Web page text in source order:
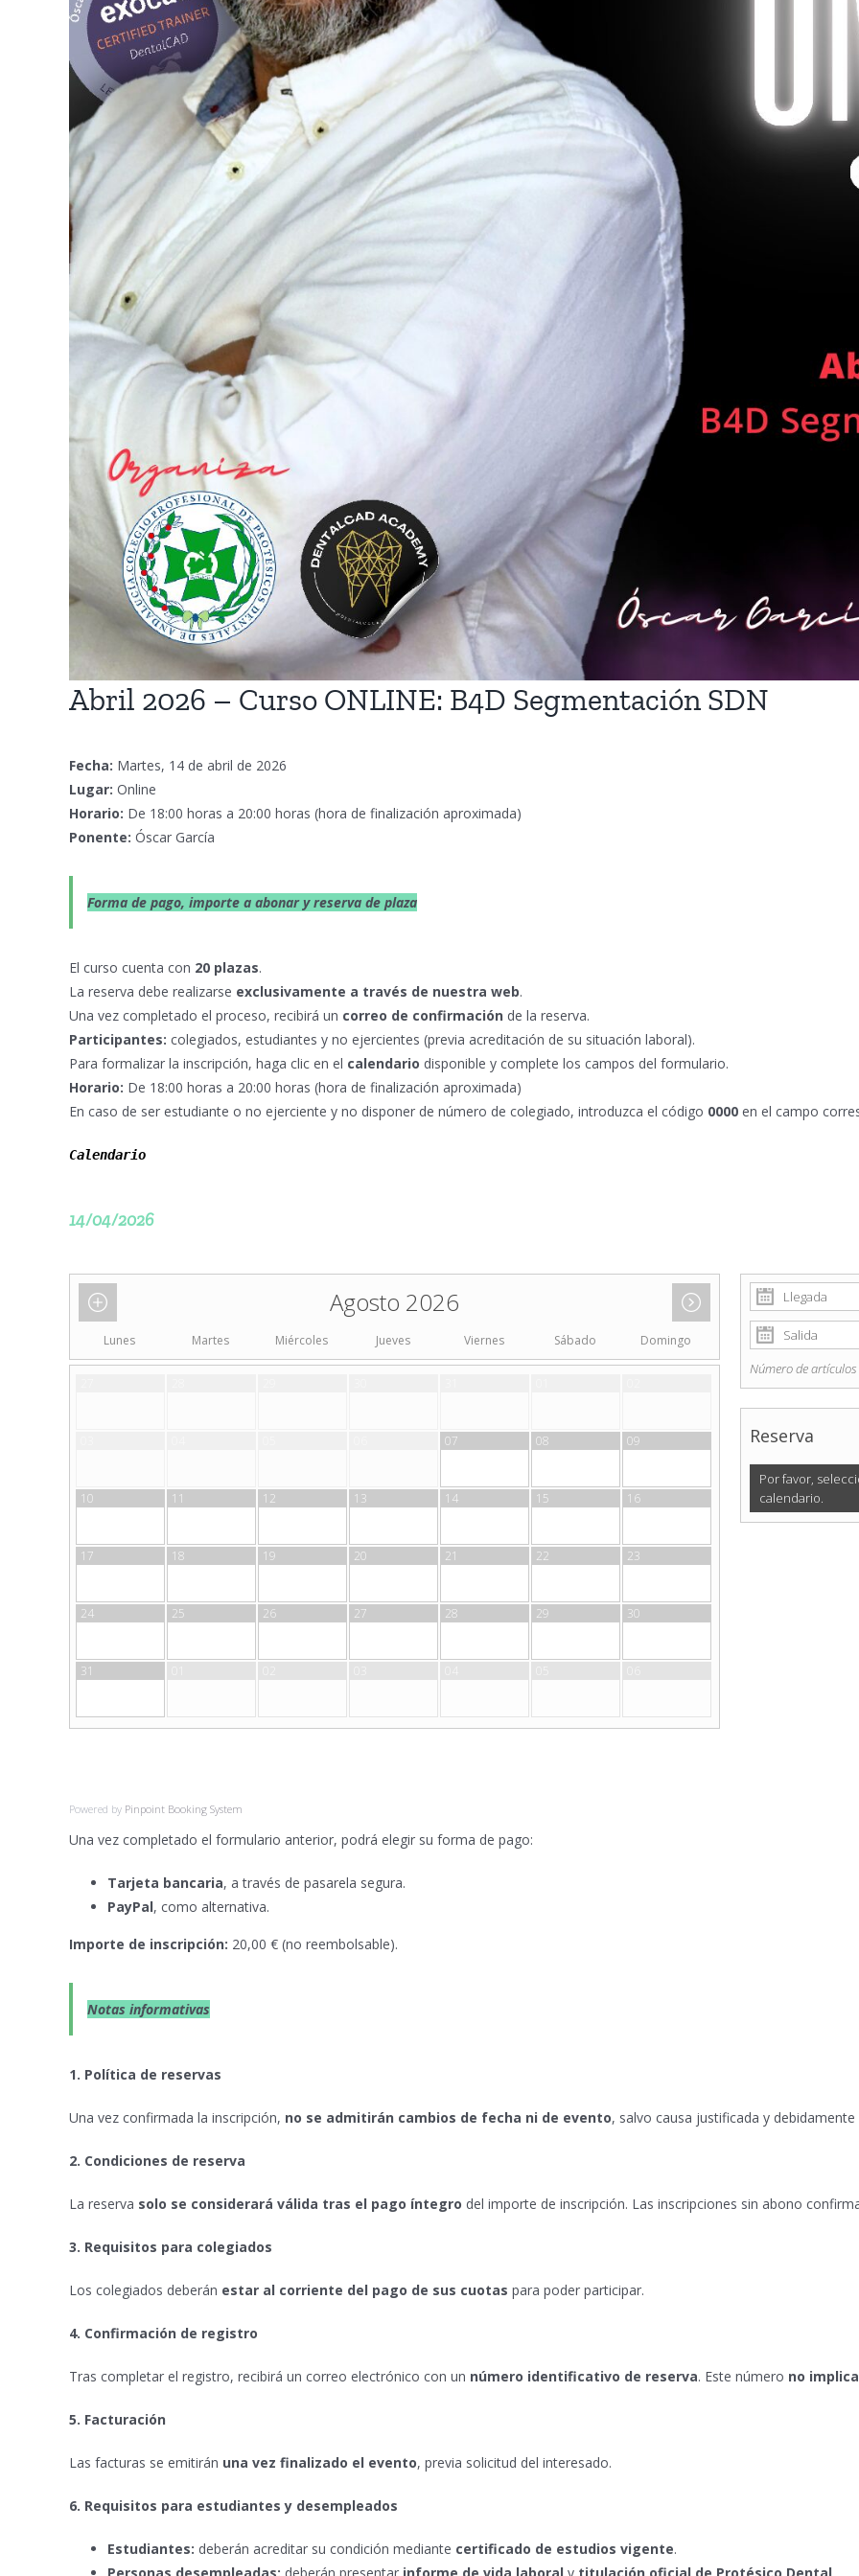
Abril 2026 – Curso ONLINE: B4D Segmentación SDN
Fecha: Martes, 14 de abril de 2026
Lugar: Online
Horario: De 18:00 horas a 20:00 horas (hora de finalización aproximada)
Ponente: Óscar García
Forma de pago, importe a abonar y reserva de plaza
El curso cuenta con 20 plazas.
La reserva debe realizarse exclusivamente a través de nuestra web.
Una vez completado el proceso, recibirá un correo de confirmación de la reserva.
Participantes: colegiados, estudiantes y no ejercientes (previa acreditación de su situación laboral).
Para formalizar la inscripción, haga clic en el calendario disponible y complete los campos del formulario.
Horario: De 18:00 horas a 20:00 horas (hora de finalización aproximada)
En caso de ser estudiante o no ejerciente y no disponer de número de colegiado, introduzca el código 0000 en el campo
Calendario
14/04/2026
Agosto 2026
Lunes Martes Miércoles Jueves Viernes Sábado Domingo
07 08 09
10 11 12 13 14 15 16
17 18 19 20 21 22 23
24 25 26 27 28 29 30
31
Número de
Reserva
Por favor,
calendario.
Powered by Pinpoint Booking System
Una vez completado el formulario anterior, podrá elegir su forma de pago:
Tarjeta bancaria, a través de pasarela segura.
PayPal, como alternativa.
Importe de inscripción: 20,00 € (no reembolsable).
Notas informativas
1. Política de reservas
Una vez confirmada la inscripción, no se admitirán cambios de fecha ni de evento, salvo causa justificada y debidamente
2. Condiciones de reserva
La reserva solo se considerará válida tras el pago íntegro del importe de inscripción. Las inscripciones sin abono
3. Requisitos para colegiados
Los colegiados deberán estar al corriente del pago de sus cuotas para poder participar.
4. Confirmación de registro
Tras completar el registro, recibirá un correo electrónico con un número identificativo de reserva. Este número no implica
5. Facturación
Las facturas se emitirán una vez finalizado el evento, previa solicitud del interesado.
6. Requisitos para estudiantes y desempleados
Estudiantes: deberán acreditar su condición mediante certificado de estudios vigente.